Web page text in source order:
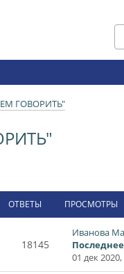
ГОВОРИТЬ"
ОТВЕТЫ ПРОСМОТРЫ
18145
Иванова
01 дек